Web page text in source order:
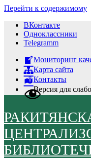
Перейти к содержимому
ВКонтакте
Одноклассники
Telegramm
Мониторинг
Карта сайта
Контакты
Версия для